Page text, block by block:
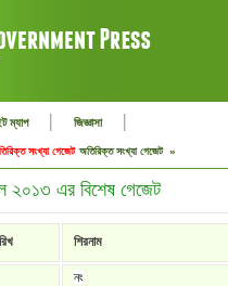
ম্যাপ | জিজ্ঞাসা |
সংখ্যা গেজেট অতিরিক্ত সংখ্যা গেজেট »
২০১৩ এর বিশেষ গেজেট
শিরনাম
নং